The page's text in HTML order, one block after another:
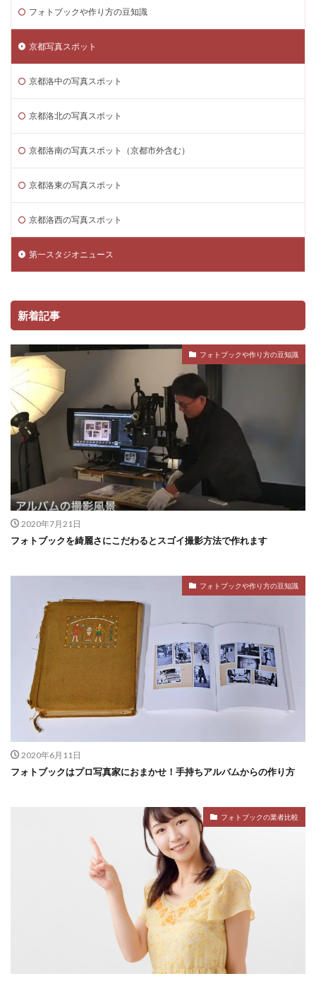
フォトブックや作り方の豆知識
京都写真スポット
京都洛中の写真スポット
京都洛北の写真スポット
京都洛南の写真スポット（京都市外含む）
京都洛東の写真スポット
京都洛西の写真スポット
第一スタジオニュース
新着記事
フォトブックや作り方の豆知識
2020年7月21日
フォトブックを綺麗さにこだわるとスゴイ撮影方法で作れます
フォトブックや作り方の豆知識
2020年6月11日
フォトブックはプロ写真家におまかせ！手持ちアルバムからの作り方
フォトブックの業者比較